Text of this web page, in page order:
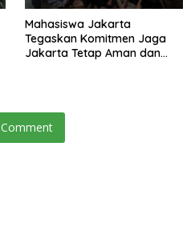
Mahasiswa Jakarta
Tegaskan Komitmen Jaga
Jakarta Tetap Aman dan